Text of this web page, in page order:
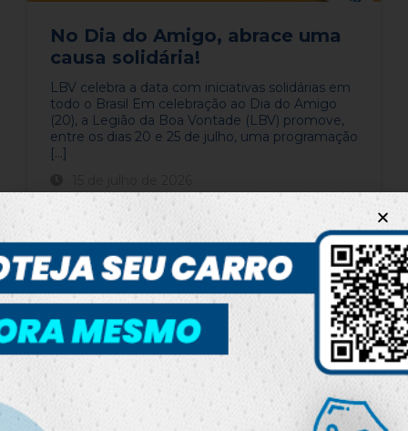
No Dia do Amigo, abrace uma
causa solidária!
LBV celebra a data com iniciativas solidárias em
todo o Brasil Em celebração ao Dia do Amigo
(20), a Legião da Boa Vontade (LBV) promove,
entre os dias 20 e 25 de julho, uma programação
[...]